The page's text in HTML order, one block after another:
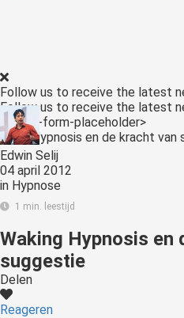
Follow us to receive the latest
Follow us to receive the latest
<:optin-form-placeholder>
Edwin Selij
04 april 2012
in Hypnose
1 min. leestijd
Waking Hypnosis en
suggestie
Delen
Reageren